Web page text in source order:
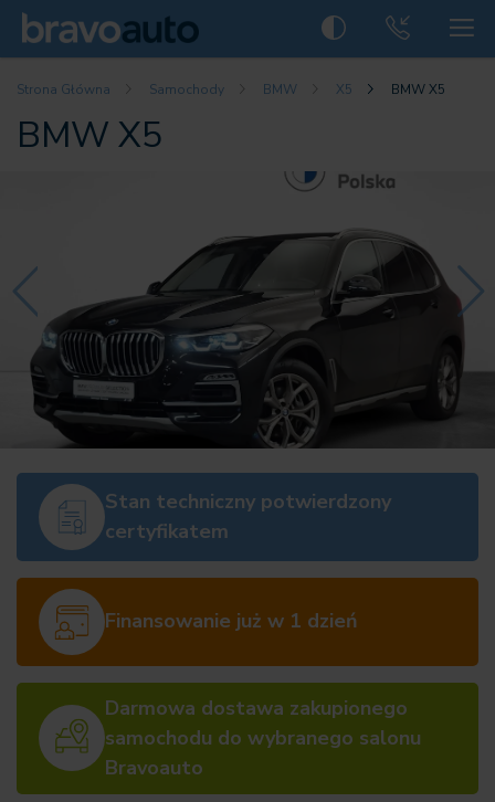
Strona Główna Samochody BMW X5 BMW X5
BMW X5
Stan techniczny potwierdzony
certyfikatem
Finansowanie już w 1 dzień
Darmowa dostawa zakupionego
samochodu do wybranego salonu
Bravoauto